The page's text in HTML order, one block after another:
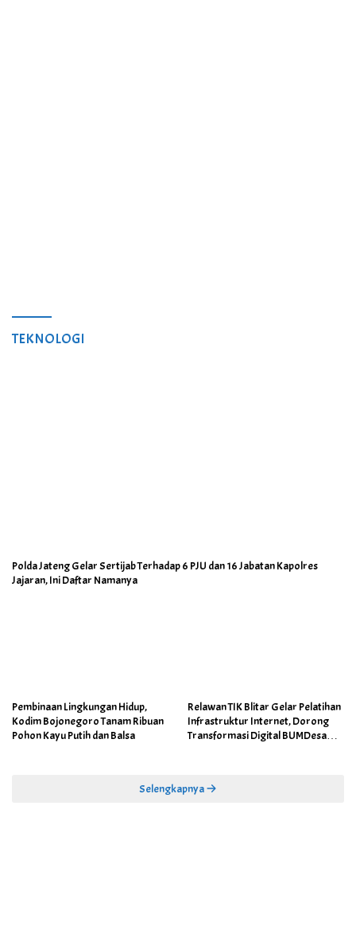
TEKNOLOGI
Polda Jateng Gelar Sertijab Terhadap 6 PJU dan 16 Jabatan Kapolres
Jajaran, Ini Daftar Namanya
Pembinaan Lingkungan Hidup,
Kodim Bojonegoro Tanam Ribuan
Pohon Kayu Putih dan Balsa
Relawan TIK Blitar Gelar Pelatihan
Infrastruktur Internet, Dorong
Transformasi Digital BUMDesa
Selengkapnya